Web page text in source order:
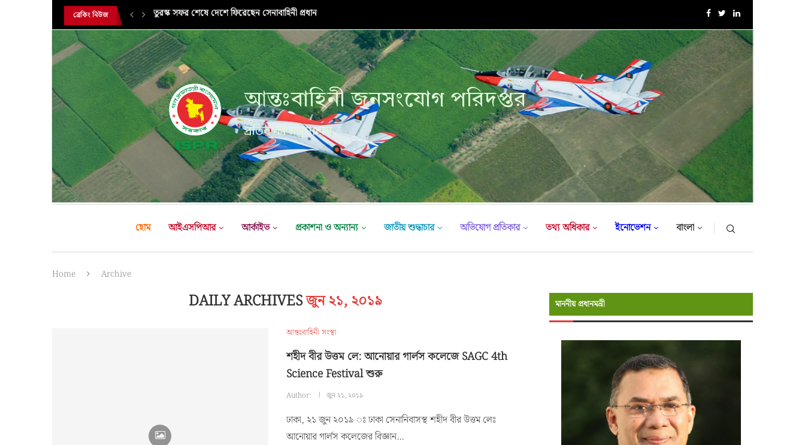
ব্রেকিং নিউজ সরকারি সফরে তুরস্ক গমন করলেন সেনাবাহিনী প্রধান এক্সারসাইজ টাইগার লাইটনিং-২০২৬ এর উদ্বোধনী অনুষ্ঠান
আন্তঃবাহিনী জনসংযোগ পরিদপ্তর
প্রতিরক্ষা মন্ত্রণালয়
হোম আইএসপিআর আর্কাইভ প্রকাশনা ও অন্যান্য জাতীয় শুদ্ধাচার অভিযোগ প্রতিকার তথ্য অধিকার ইনোভেশন বাংলা
Home Archive
DAILY ARCHIVESজুন ২১, ২০১৯
আন্তঃবাহিনী সংস্থা
শহীদ বীর উত্তম লে: আনোয়ার গার্লস কলেজে SAGC 4th
Science Festival শুরু
Author: জুন ২১, ২০১৯
ঢাকা, ২১ জুন ২০১৯ ঃ ঢাকা সেনানিবাসস্থ শহীদ বীর উত্তম লেঃ
আনোয়ার গার্লস কলেজের বিজ্ঞান…
মাননীয় প্রধানমন্রী